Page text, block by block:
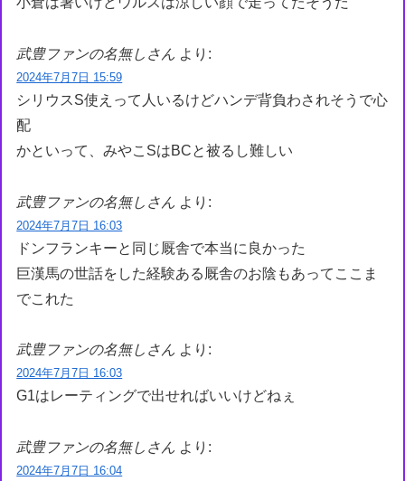
武豊ファンの名無しさん より:
2024年7月7日 15:59
シリウスS使えって人いるけどハンデ背負わされそうで心
配
かといって、みやこSはBCと被るし難しい
武豊ファンの名無しさん より:
2024年7月7日 16:03
ドンフランキーと同じ厩舎で本当に良かった
巨漢馬の世話をした経験ある厩舎のお陰もあってここま
でこれた
武豊ファンの名無しさん より:
2024年7月7日 16:03
G1はレーティングで出せればいいけどねぇ
武豊ファンの名無しさん より:
2024年7月7日 16:04